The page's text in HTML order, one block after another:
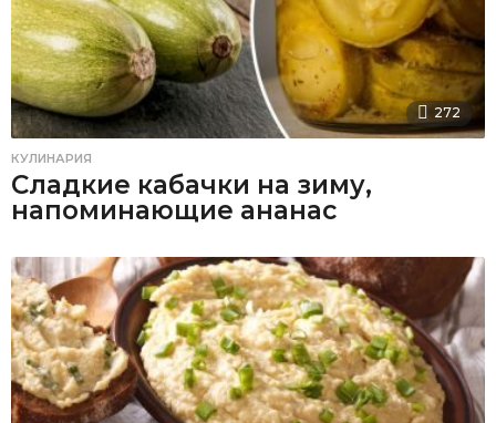
272
КУЛИНАРИЯ
Сладкие кабачки на зиму,
напоминающие ананас